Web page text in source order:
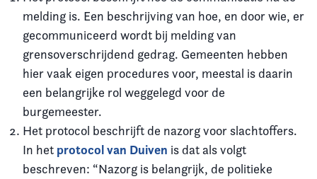
melding is. Een beschrijving van hoe, en door wie, er
gecommuniceerd wordt bij melding van
grensoverschrijdend gedrag. Gemeenten hebben
hier vaak eigen procedures voor, meestal is daarin
een belangrijke rol weggelegd voor de
burgemeester.
Het protocol beschrijft de nazorg voor slachtoffers.
In het protocol van Duiven is dat als volgt
beschreven: “Nazorg is belangrijk, de politieke